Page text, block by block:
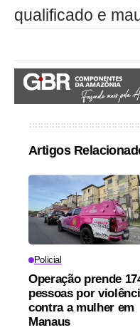
qualificado e
Artigos
Policial
Operação prende
pessoas por
contra a mulher em
Manaus